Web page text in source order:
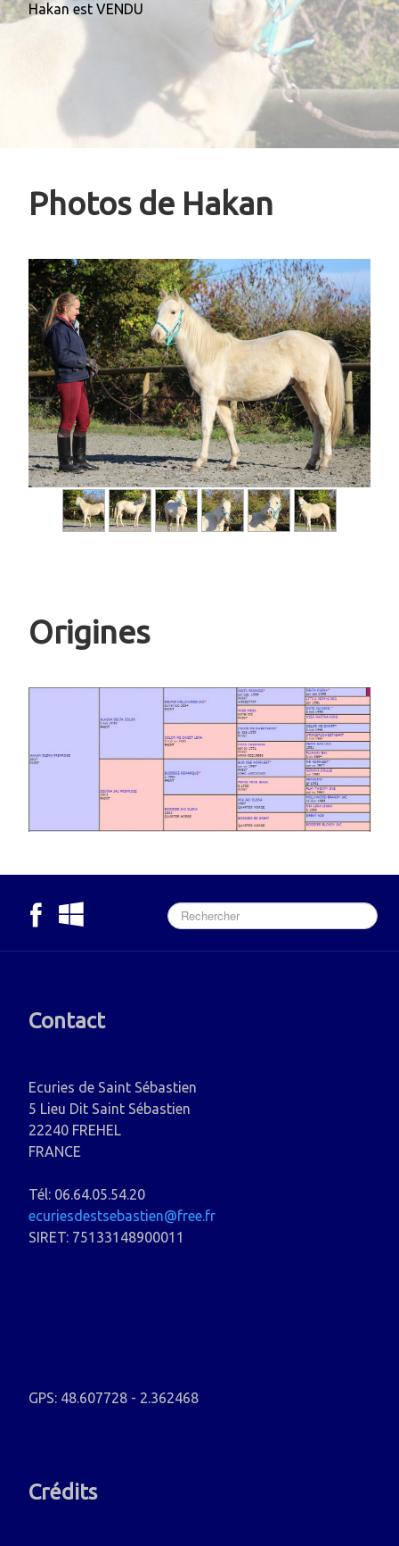
Hakan est VENDU
Photos de Hakan
Origines
Contact
Ecuries de Saint Sébastien
5 Lieu Dit Saint Sébastien
22240 FREHEL
FRANCE
Tél: 06.64.05.54.20
ecuriesdestsebastien@free.fr
SIRET: 75133148900011
GPS: 48.607728 - 2.362468
Crédits